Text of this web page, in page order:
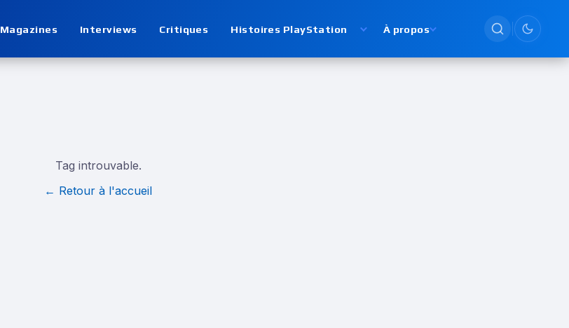
Magazines Interviews Critiques Histoires PlayStation À propos Passer
Tag introuvable.
← Retour à l'accueil